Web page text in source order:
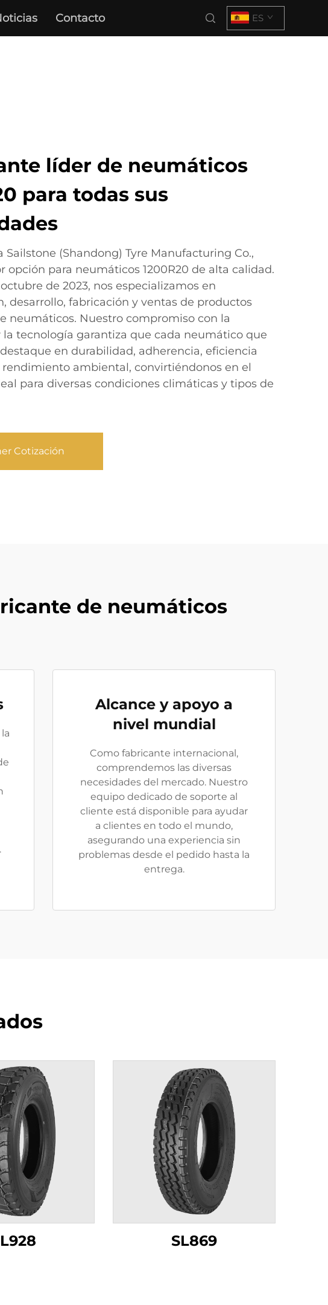
Contacto ES
líder de neumáticos
para todas sus
Sailstone (Shandong) Tyre Manufacturing Co.,
opción para neumáticos 1200R20 de alta calidad.
de 2023, nos especializamos en
desarrollo, fabricación y ventas de productos
neumáticos. Nuestro compromiso con la
la tecnología garantiza que cada neumático que
en durabilidad, adherencia, eficiencia
ambiental, convirtiéndonos en el
para diversas condiciones climáticas y tipos de
Cotización
de neumáticos
Alcance y apoyo a
nivel mundial
Como fabricante internacional,
comprendemos las diversas
necesidades del mercado. Nuestro
equipo dedicado de soporte al
cliente está disponible para ayudar
a clientes en todo el mundo,
asegurando una experiencia sin
problemas desde el pedido hasta la
entrega.
SL869